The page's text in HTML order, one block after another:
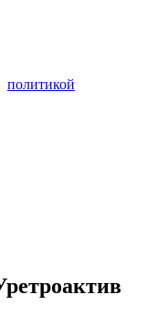
политикой